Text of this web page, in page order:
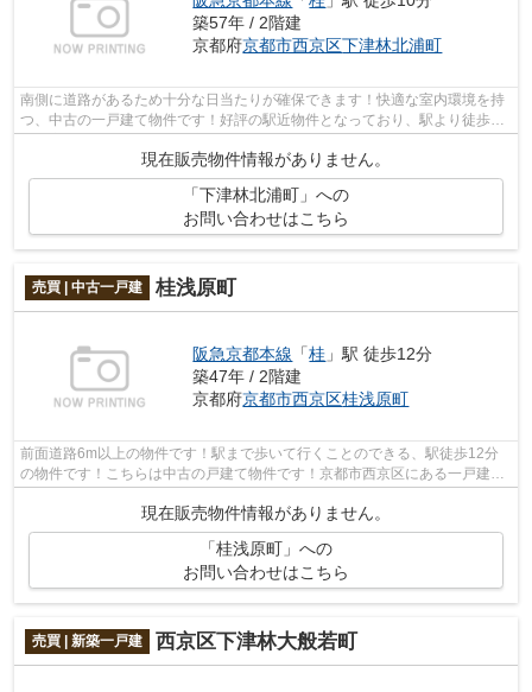
築57年 / 2階建
京都府京都市西京区下津林北浦町
南側に道路があるため十分な日当たりが確保できます！快適な室内環境を持
つ、中古の一戸建て物件です！好評の駅近物件となっており、駅より徒歩10
現在販売物件情報がありません。
「下津林北浦町」への
お問い合わせはこちら
売買 | 中古一戸建 桂浅原町
阪急京都本線 「桂 」駅 徒歩12分
築47年 / 2階建
京都府京都市西京区桂浅原町
前面道路6m以上の物件です！駅まで歩いて行くことのできる、駅徒歩12分
の物件です！こちらは中古の戸建て物件です！京都市西京区にある一戸建て
現在販売物件情報がありません。
「桂浅原町」への
お問い合わせはこちら
売買 | 新築一戸建 西京区下津林大般若町